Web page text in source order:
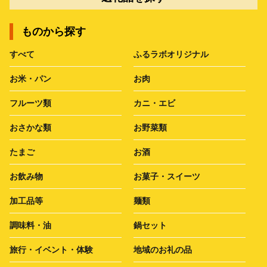
ものから探す
すべて ふるラボオリジナル
お米・パン お肉
フルーツ類 カニ・エビ
おさかな類 お野菜類
たまご お酒
お飲み物 お菓子・スイーツ
加工品等 麺類
調味料・油 鍋セット
旅行・イベント・体験 地域のお礼の品